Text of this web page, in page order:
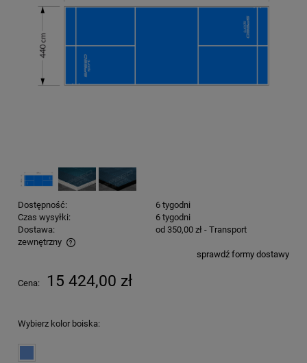
Dostępność:
6 tygodni
Czas wysyłki:
6 tygodni
Dostawa:
od 350,00 zł - Transport
zewnętrzny
Cena nie zawiera ewentualnych kosztów płatnościsprawdź formy dostawy
Cena: 15 424,00 zł
Wybierz kolor boiska: